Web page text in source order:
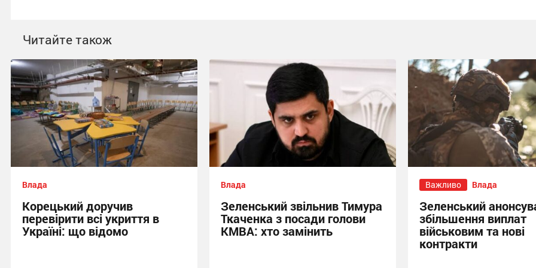
Читайте також
Влада
Корецький доручив
перевірити всі укриття в
Україні: що відомо
Влада
Зеленський звільнив Тимура
Ткаченка з посади голови
КМВА: хто замінить
Важливо Влада
Зеленський
збільшення виплат
військовим та нові
контракти